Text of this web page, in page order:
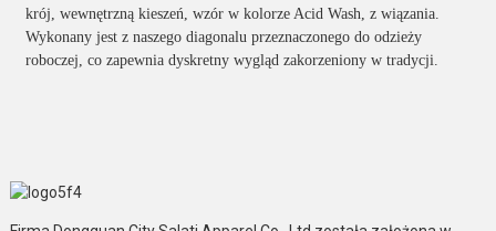
krój, wewnętrzną kieszeń, wzór w kolorze Acid Wash, z wiązania.
Wykonany jest z naszego diagonalu przeznaczonego do odzieży
roboczej, co zapewnia dyskretny wygląd zakorzeniony w tradycji.